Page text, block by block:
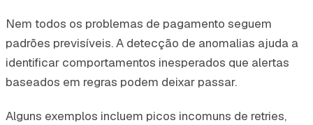
Nem todos os problemas de pagamento seguem
padrões previsíveis. A detecção de anomalias ajuda a
identificar comportamentos inesperados que alertas
baseados em regras podem deixar passar.
Alguns exemplos incluem picos incomuns de retries,